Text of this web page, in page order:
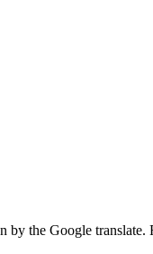
by the Google